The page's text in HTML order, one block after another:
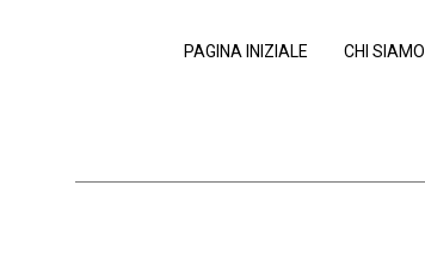
PAGINA INIZIALE CHI SIAMO